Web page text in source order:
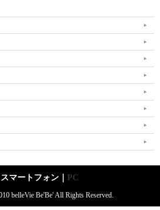
マートフォン｜ PC
belleVie Be'Be' All Rights Reserved.